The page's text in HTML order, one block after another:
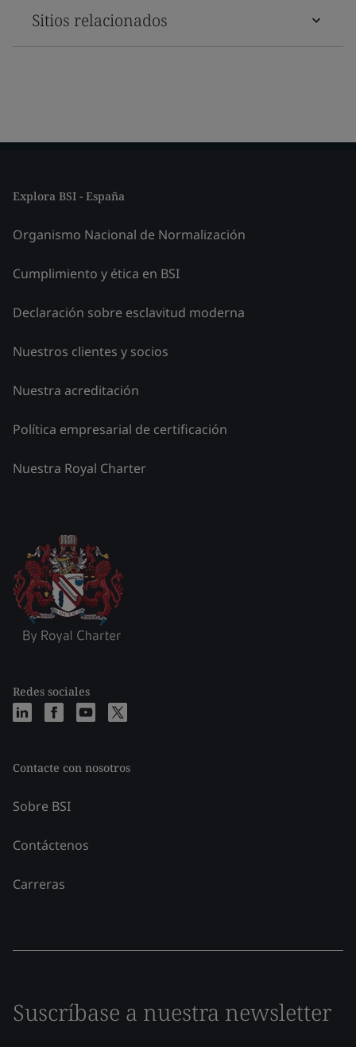
Sitios relacionados
Explora BSI - España
Organismo Nacional de Normalización
Cumplimiento y ética en BSI
Declaración sobre esclavitud moderna
Nuestros clientes y socios
Nuestra acreditación
Política empresarial de certificación
Nuestra Royal Charter
Redes sociales
Contacte con nosotros
Sobre BSI
Contáctenos
Carreras
Suscríbase a nuestra newsletter